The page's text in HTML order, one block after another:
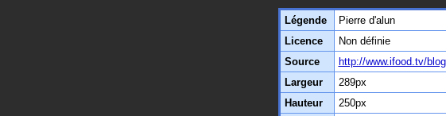
Légende
Pierre d'alun
Licence
Non définie
Source
http://www.ifood.tv/
Largeur
289px
Hauteur
250px